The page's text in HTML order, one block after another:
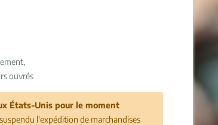
ouvrés
États-Unis pour le moment
l'expédition de marchandises